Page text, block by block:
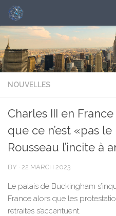
NOUVELLES
Charles III en
que ce n’est «pas
Rousseau l’incite à
BY · 22 MARCH 2023
Le palais de Buckingham
France alors que les
retraites s’accentuent.